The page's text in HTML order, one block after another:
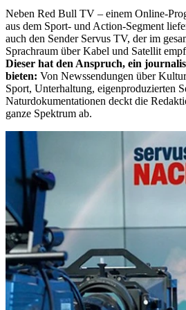
Neben Red Bull TV – einem Online-
aus dem Sport- und Action-Segment
auch den Sender Servus TV, der im
Sprachraum über Kabel und Satellit
Dieser hat den Anspruch, ein
bieten: Von Newssendungen über
Sport, Unterhaltung, eigenproduzierten
Naturdokumentationen deckt die
ganze Spektrum ab.